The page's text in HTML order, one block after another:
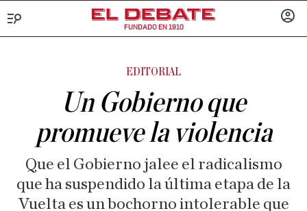
FUNDADO EN 1910
EDITORIAL
Un Gobierno que
promueve la violencia
Que el Gobierno jalee el radicalismo
que ha suspendido la última etapa de la
Vuelta es un bochorno intolerable que